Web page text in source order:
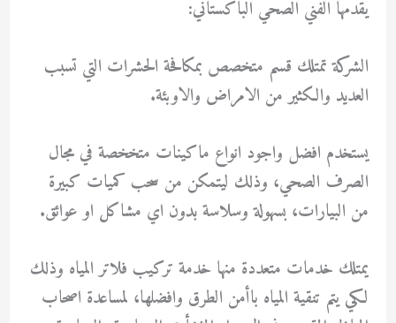
يقدمها الفني الصحي الباكستاني:
الشركة تمتلك قسم متخصص بمكافحة الحشرات التي تسبب
العديد والكثير من الامراض والاوبئة.
يستخدم افضل واجود انواع ماكينات متخخصة في مجال
الصرف الصحي، وذلك ليتمكن من سحب كميات كبيرة
من البيارات، بسهولة وسلاسة بدون اي مشاكل او عوائق.
يمتلك خدمات متعددة منها خدمة تركيب فلاتر المياه وذلك
لكي يتم تنقية المياه باأمن الطرق وافضلها، لمساعدة اصحاب